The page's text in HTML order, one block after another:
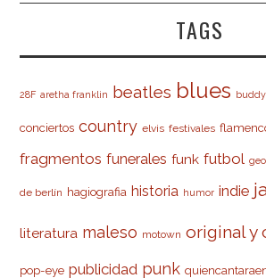
TAGS
28F aretha franklin beatles blues
conciertos country elvis festivales
fragmentos funerales funk futbol
de berlín hagiografia historia humor indie
literatura maleso motown original y
pop-eye publicidad punk